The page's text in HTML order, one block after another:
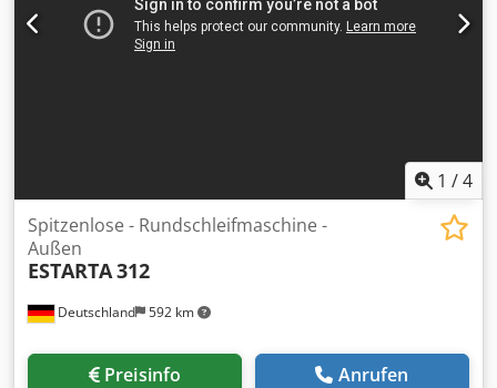
1 /4
Deutschland 592 km
Spitzenlose - Rundschleifmaschine -
Außen
ESTARTA312
Preisinfo Anrufen